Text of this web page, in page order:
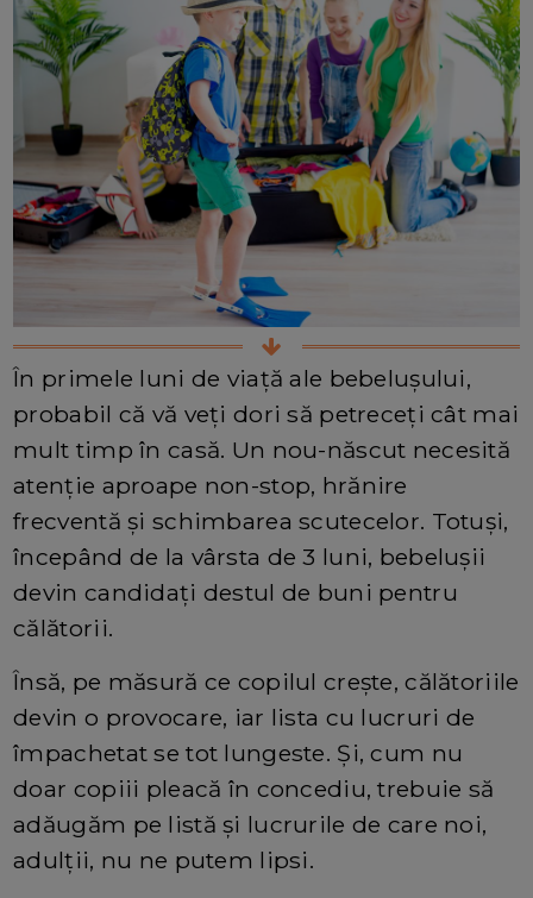
În primele luni de viață ale bebelușului,
probabil că vă veți dori să petreceți cât mai
mult timp în casă. Un nou-născut necesită
atenție aproape non-stop, hrănire
frecventă și schimbarea scutecelor. Totuși,
începând de la vârsta de 3 luni, bebelușii
devin candidați destul de buni pentru
călătorii.
Însă, pe măsură ce copilul crește, călătoriile
devin o provocare, iar lista cu lucruri de
împachetat se tot lungeste. Și, cum nu
doar copiii pleacă în concediu, trebuie să
adăugăm pe listă și lucrurile de care noi,
adulții, nu ne putem lipsi.